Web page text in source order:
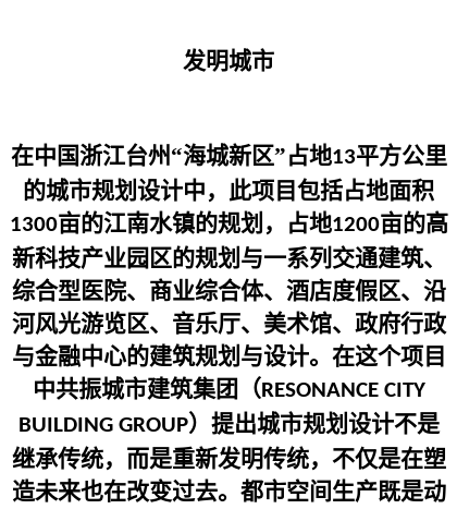
发明城市
在中国浙江台州“海城新区”占地13平方公里
的城市规划设计中，此项目包括占地面积
1300亩的江南水镇的规划，占地1200亩的高
新科技产业园区的规划与一系列交通建筑、
综合型医院、商业综合体、酒店度假区、沿
河风光游览区、音乐厅、美术馆、政府行政
与金融中心的建筑规划与设计。在这个项目
中共振城市建筑集团（ RESONANCE CITY
BUILDING GROUP）提出城市规划设计不是
继承传统，而是重新发明传统，不仅是在塑
造未来也在改变过去。都市空间生产既是动